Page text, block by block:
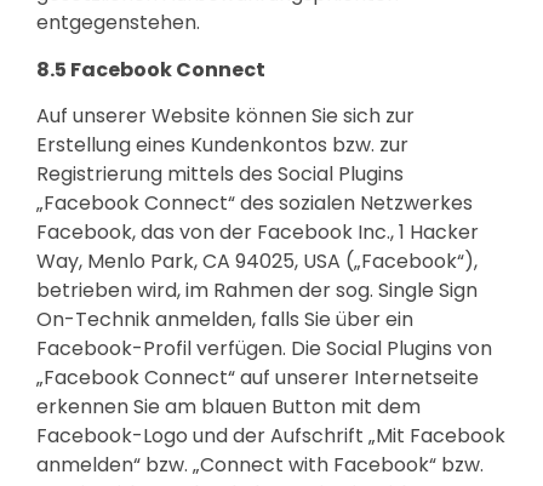
entgegenstehen.
8.5 Facebook Connect
Auf unserer Website können Sie sich zur
Erstellung eines Kundenkontos bzw. zur
Registrierung mittels des Social Plugins
„Facebook Connect“ des sozialen Netzwerkes
Facebook, das von der Facebook Inc., 1 Hacker
Way, Menlo Park, CA 94025, USA („Facebook“),
betrieben wird, im Rahmen der sog. Single Sign
On-Technik anmelden, falls Sie über ein
Facebook-Profil verfügen. Die Social Plugins von
„Facebook Connect“ auf unserer Internetseite
erkennen Sie am blauen Button mit dem
Facebook-Logo und der Aufschrift „Mit Facebook
anmelden“ bzw. „Connect with Facebook“ bzw.